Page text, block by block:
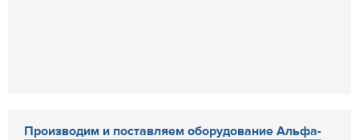
Производим и поставляем оборудование Альфа-